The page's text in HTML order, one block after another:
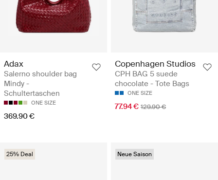
Adax
Salerno shoulder bag
Mindy -
Schultertaschen
ONE SIZE
369.90 €
Copenhagen Studios
CPH BAG 5 suede
chocolate - Tote Bags
ONE SIZE
77.94 € 129.90 €
25% Deal Neue Saison